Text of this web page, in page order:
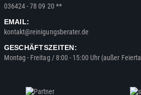
036424 - 78 09 20 **
EMAIL:
kontakt@reinigungsberater.de
GESCHÄFTSZEITEN:
Montag - Freitag / 8:00 - 15:00 Uhr (außer